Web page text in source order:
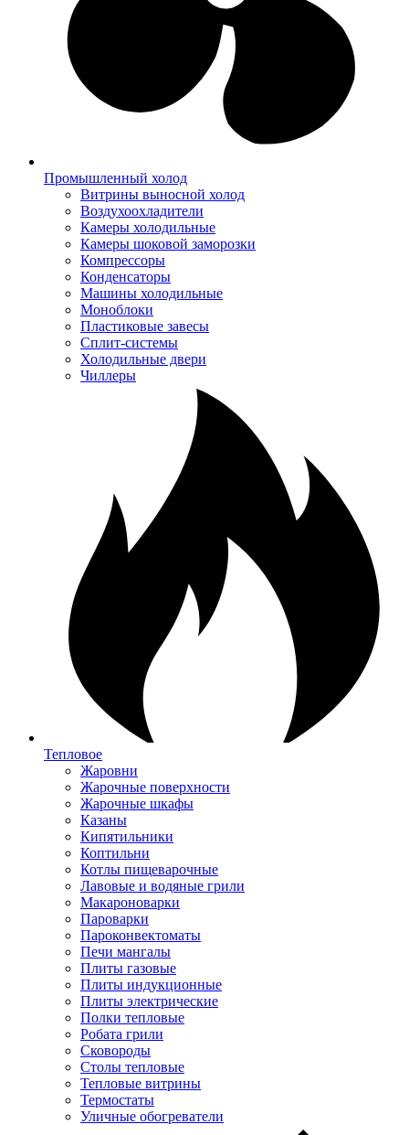
Промышленный холод
Витрины выносной холод
Воздухоохладители
Камеры холодильные
Камеры шоковой заморозки
Компрессоры
Конденсаторы
Машины холодильные
Моноблоки
Пластиковые завесы
Сплит-системы
Холодильные двери
Чиллеры
Тепловое
Жаровни
Жарочные поверхности
Жарочные шкафы
Казаны
Кипятильники
Коптильни
Котлы пищеварочные
Лавовые и водяные грили
Макароноварки
Пароварки
Пароконвектоматы
Печи мангалы
Плиты газовые
Плиты индукционные
Плиты электрические
Полки тепловые
Робата грили
Сковороды
Столы тепловые
Тепловые витрины
Термостаты
Уличные обогреватели